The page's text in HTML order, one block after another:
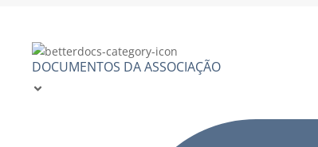
DOCUMENTOS DA ASSOCIAÇÃO